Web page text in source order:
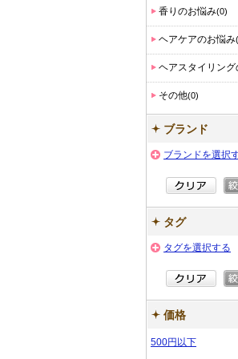
香りのお悩み(0)
ヘアケアのお悩み
ヘアスタイリング
その他(0)
ブランド
ブランドを選択
タグ
タグを選択する
価格
500円以下